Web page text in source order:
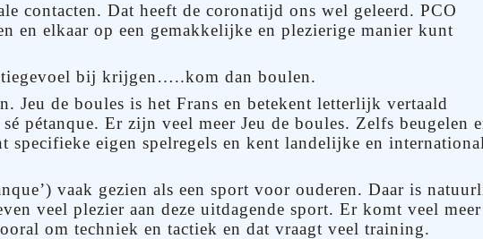
contacten. Dat heeft de coronatijd ons wel geleerd. PCO
en elkaar op een gemakkelijke en plezierige manier kunt
bij krijgen…..kom dan boulen.
Jeu de boules is het Frans en betekent letterlijk vertaald
pétanque. Er zijn veel meer Jeu de boules. Zelfs beugelen
specifieke eigen spelregels en kent landelijke en
vaak gezien als een sport voor ouderen. Daar is
veel plezier aan deze uitdagende sport. Er komt veel
om techniek en tactiek en dat vraagt veel training.